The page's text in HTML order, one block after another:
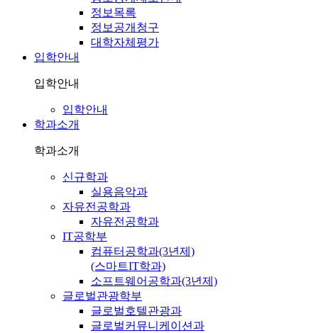
정보목록
정보공개청구
대학자체평가
입학안내
입학안내
입학안내
학과소개
학과소개
신규학과
실용음악과
자유전공학과
자유전공학과
IT공학부
컴퓨터공학과(3년제)
(스마트IT학과)
소프트웨어공학과(3년제)
글로벌관광학부
글로벌호텔관광과
글로벌커뮤니케이션과